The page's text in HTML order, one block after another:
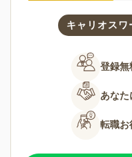
キャリオスワ
登録無
あなた
転職お